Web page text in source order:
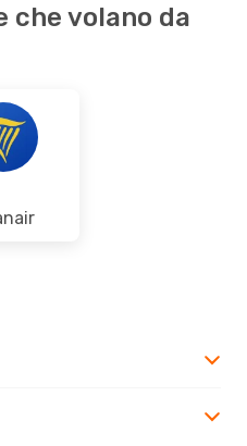
che volano da